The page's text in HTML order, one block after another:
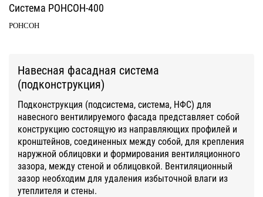
Система РОНСОН-400
РОНСОН
Навесная фасадная система
(подконструкция)
Подконструкция (подсистема, система, НФС) для
навесного вентилируемого фасада представляет собой
конструкцию состоящую из направляющих профилей и
кронштейнов, соединенных между собой, для крепления
наружной облицовки и формирования вентиляционного
зазора, между стеной и облицовкой. Вентиляционный
зазор необходим для удаления избыточной влаги из
утеплителя и стены.